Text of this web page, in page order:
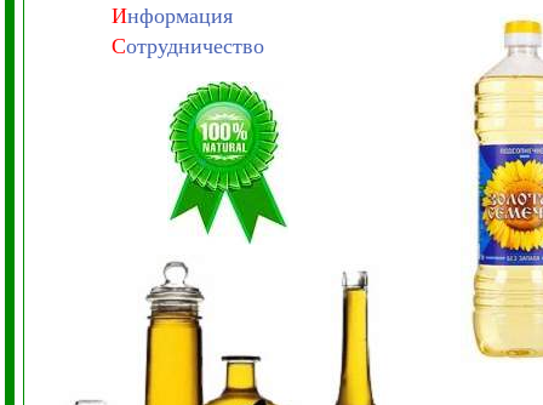
Информация
Сотрудничество